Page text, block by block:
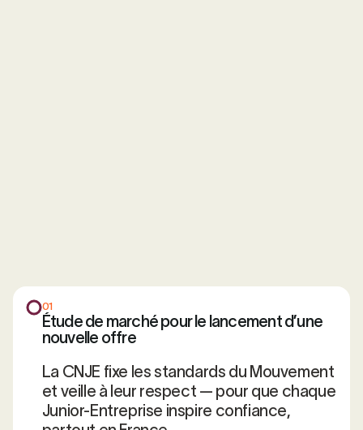
01
Étude de marché pour le lancement d’une
nouvelle offre
La CNJE fixe les standards du Mouvement
et veille à leur respect — pour que chaque
Junior-Entreprise inspire confiance,